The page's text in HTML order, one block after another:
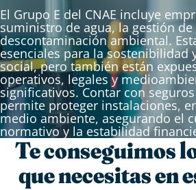
El Grupo E del CNAE incluye
suministro de agua, la gestión
descontaminación ambiental.
esenciales para la sostenibilidad
social, pero también están
operativos, legales y
significativos. Contar con
permite proteger instalaciones,
medio ambiente, asegurando el
normativo y la estabilidad
Te conseguimos
que necesitas en